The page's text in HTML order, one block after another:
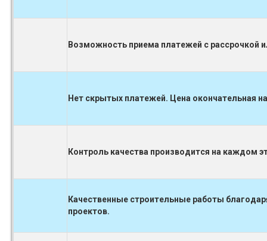
Возможность приема платежей с рассрочкой
Нет скрытых платежей. Цена окончательная
Контроль качества производится на каждом
Качественные строительные работы
проектов.